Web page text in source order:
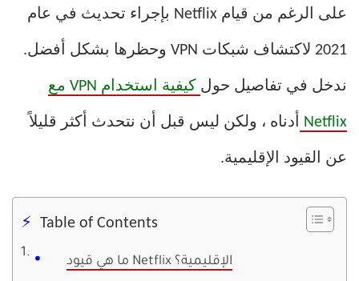
على الرغم من قيام Netflix بإجراء تحديث في عام
2021 لاكتشاف شبكات VPN وحظرها بشكل أفضل.
ندخل في تفاصيل حول كيفية استخدام VPN مع
Netflix أدناه ، ولكن ليس قبل أن نتحدث أكثر قليلاً
عن القيود الإقليمية.
Table of Contents
ما هي قيود Netflix الإقليمية؟